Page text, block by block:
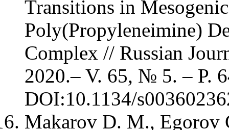
Transitions in
Poly(Propyleneimine)
Complex // Russian
2020.– V. 65, № 5. – P.
DOI:10.1134/
Makarov D. M.,